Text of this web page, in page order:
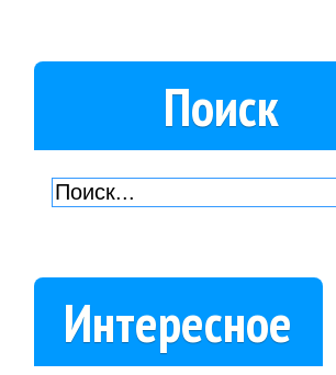
Поиск
Интересное